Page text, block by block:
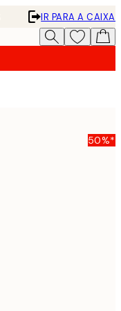
IR PARA A CAIXA
50%*